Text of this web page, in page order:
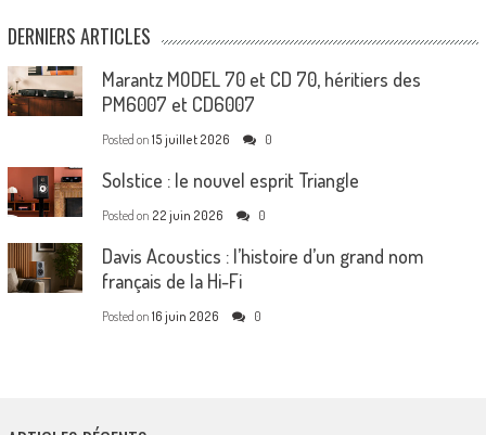
DERNIERS ARTICLES
Marantz MODEL 70 et CD 70, héritiers des
PM6007 et CD6007
Posted on 15 juillet 2026 0
Solstice : le nouvel esprit Triangle
Posted on 22 juin 2026 0
Davis Acoustics : l’histoire d’un grand nom
français de la Hi-Fi
Posted on 16 juin 2026 0